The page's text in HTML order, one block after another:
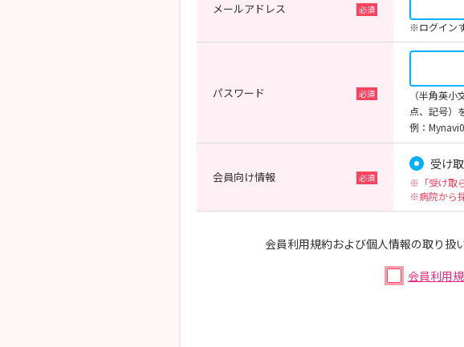
メールアドレス
※ログイン
パスワード
（半角英
点、記号）
例：
会員向け情報
受け
※「受け取
※病院から
会員利用規約および個人情報の取り扱
会員利用